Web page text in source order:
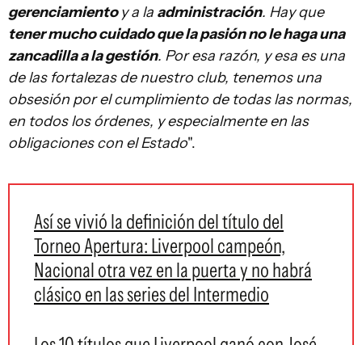
gerenciamientoy a la administración. Hay que
tener mucho cuidado que la pasión no le haga una
zancadilla a la gestión. Por esa razón, y esa es una
de las fortalezas de nuestro club, tenemos una
obsesión por el cumplimiento de todas las normas,
en todos los órdenes, y especialmente en las
obligaciones con el Estado".
Así se vivió la definición del título del
Torneo Apertura: Liverpool campeón,
Nacional otra vez en la puerta y no habrá
clásico en las series del Intermedio